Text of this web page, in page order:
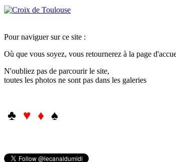
Pour naviguer sur ce site :
Où que vous soyez, vous retournerez à la page
N'oubliez pas de parcourir le site,
toutes les photos ne sont pas dans les galeries
♣ ♥ ♦ ♠